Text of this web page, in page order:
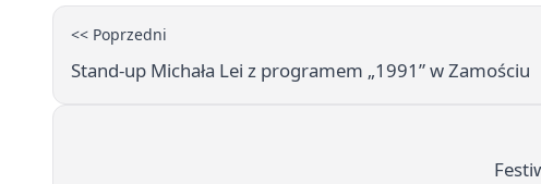
<< Poprzedni
Stand-up Michała Lei z programem „1991” w Zamościu